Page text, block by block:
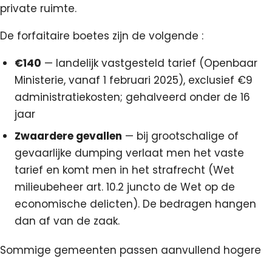
private ruimte.
De forfaitaire boetes zijn de volgende :
€140 — landelijk vastgesteld tarief (Openbaar
Ministerie, vanaf 1 februari 2025), exclusief €9
administratiekosten; gehalveerd onder de 16
jaar
Zwaardere gevallen — bij grootschalige of
gevaarlijke dumping verlaat men het vaste
tarief en komt men in het strafrecht (Wet
milieubeheer art. 10.2 juncto de Wet op de
economische delicten). De bedragen hangen
dan af van de zaak.
Sommige gemeenten passen aanvullend hogere